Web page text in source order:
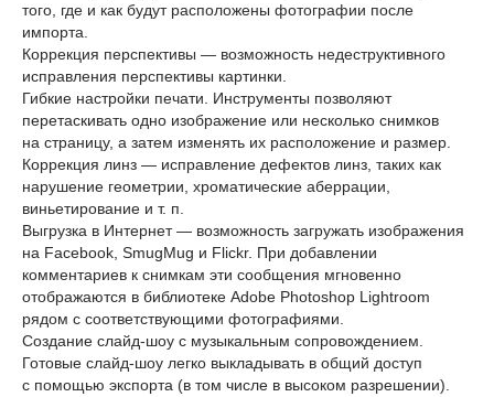
того, где и как будут расположены фотографии после
импорта.
Коррекция перспективы — возможность недеструктивного
исправления перспективы картинки.
Гибкие настройки печати. Инструменты позволяют
перетаскивать одно изображение или несколько снимков
на страницу, а затем изменять их расположение и размер.
Коррекция линз — исправление дефектов линз, таких как
нарушение геометрии, хроматические аберрации,
виньетирование и т. п.
Выгрузка в Интернет — возможность загружать изображения
на Facebook, SmugMug и Flickr. При добавлении
комментариев к снимкам эти сообщения мгновенно
отображаются в библиотеке Adobe Photoshop Lightroom
рядом с соответствующими фотографиями.
Создание слайд-шоу с музыкальным сопровождением.
Готовые слайд-шоу легко выкладывать в общий доступ
с помощью экспорта (в том числе в высоком разрешении).